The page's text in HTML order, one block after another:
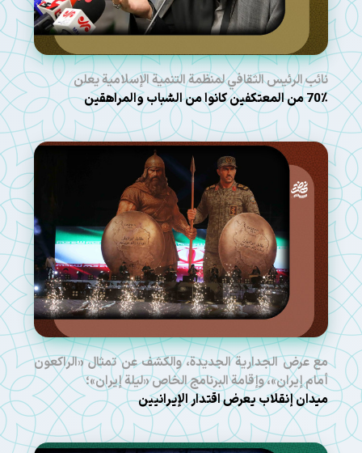
نائب الرئيس الثقافي لمنظمة التنمية الإسلامية يعلن
70٪ من المعتكفين كانوا من الشباب والمراهقين
مع عرض الجدارية الجديدة، والكشف عن تمثال «الراكعون
أمام إيران»، وإقامة البرنامج الخاص «ليلة إيران»؛
ميدان إنقلاب يعرض اقتدار الإيرانيين